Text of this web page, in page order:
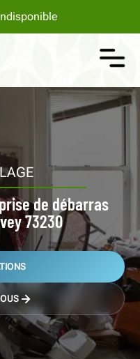
de débarras
73230